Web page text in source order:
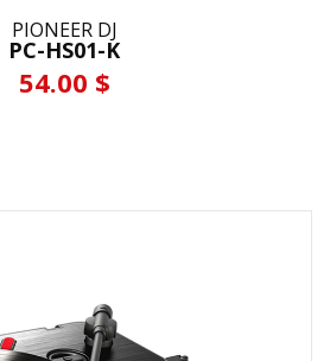
PIONEER DJ
PC-HS01-K
54.00 $